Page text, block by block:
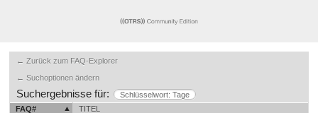
← Zurück zum FAQ-Explorer
← Suchoptionen ändern
Suchergebnisse für:
Schlüsselwort: Tage
FAQ#
TITEL